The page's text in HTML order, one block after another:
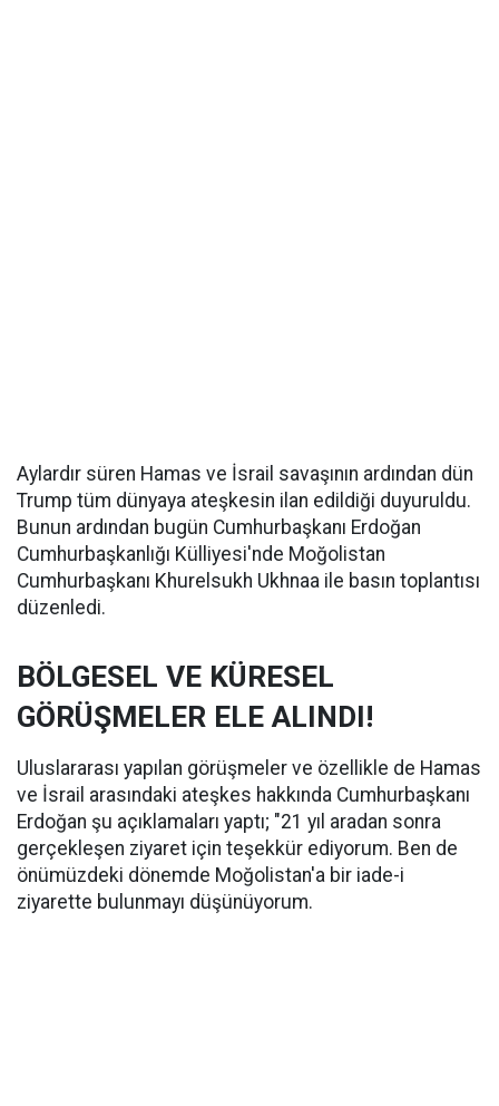
Aylardır süren Hamas ve İsrail savaşının ardından dün
Trump tüm dünyaya ateşkesin ilan edildiği duyuruldu.
Bunun ardından bugün Cumhurbaşkanı Erdoğan
Cumhurbaşkanlığı Külliyesi'nde Moğolistan
Cumhurbaşkanı Khurelsukh Ukhnaa ile basın toplantısı
düzenledi.
BÖLGESEL VE KÜRESEL
GÖRÜŞMELER ELE ALINDI!
Uluslararası yapılan görüşmeler ve özellikle de Hamas
ve İsrail arasındaki ateşkes hakkında Cumhurbaşkanı
Erdoğan şu açıklamaları yaptı; "21 yıl aradan sonra
gerçekleşen ziyaret için teşekkür ediyorum. Ben de
önümüzdeki dönemde Moğolistan'a bir iade-i
ziyarette bulunmayı düşünüyorum.